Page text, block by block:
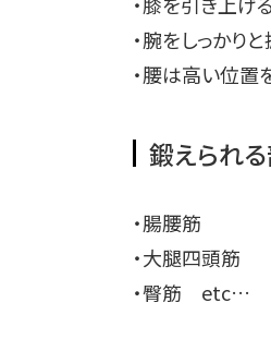
・腕をしっかり
・腰は高い位置
鍛えられ
・腸腰筋
・大腿四頭筋
・臀筋 etc…